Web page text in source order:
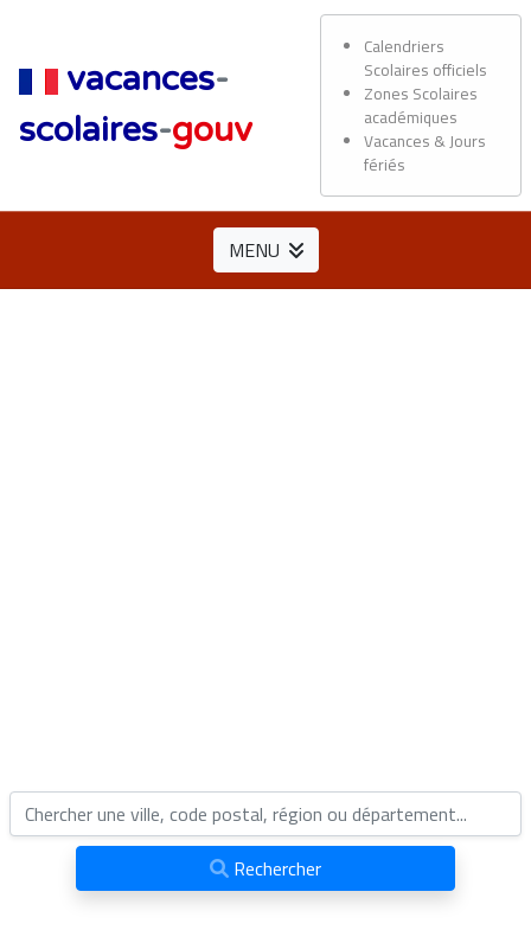
vacances-
scolaires-gouv
Calendriers
Scolaires officiels
Zones Scolaires
académiques
Vacances & Jours
fériés
MENU
Rechercher